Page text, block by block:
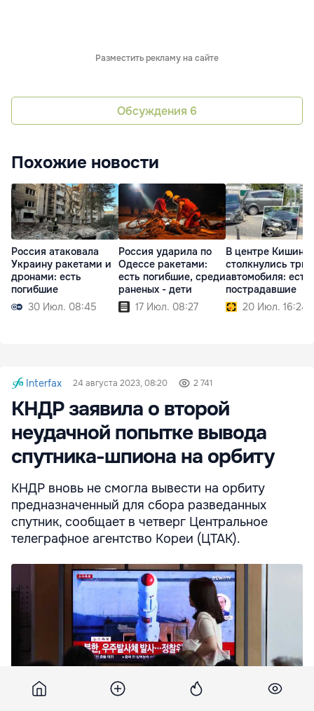
Разместить рекламу на сайте
Обсуждения 6
Похожие новости
Россия атаковала
Украину ракетами и
дронами: есть
погибшие
30 Июл. 08:45
Россия ударила по
Одессе ракетами:
есть погибшие, среди
раненых - дети
17 Июл. 08:27
В центре
столкнулись три
автомобиля: есть
пострадавшие
20 Июл. 16:24
Interfax 24 августа 2023, 08:20 2 741
КНДР заявила о второй
неудачной попытке вывода
спутника-шпиона на орбиту
КНДР вновь не смогла вывести на орбиту
предназначенный для сбора разведанных
спутник, сообщает в четверг Центральное
телеграфное агентство Кореи (ЦТАК).